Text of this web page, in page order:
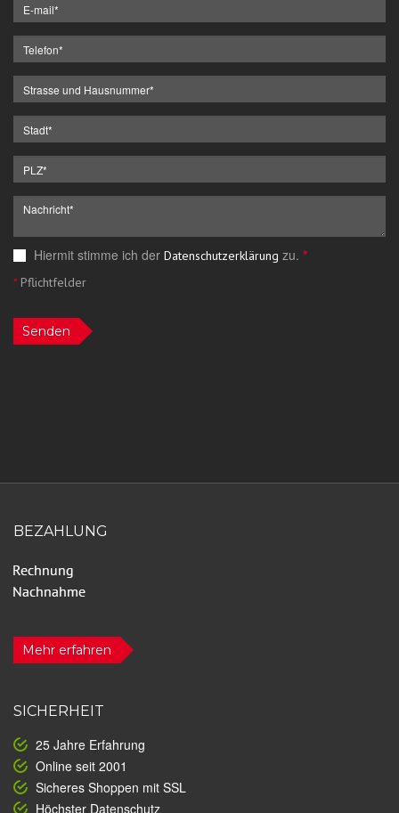
Hiermit stimme ich der Datenschutzerklärung zu. *
*Pflichtfelder
Senden
BEZAHLUNG
Mehr erfahren
SICHERHEIT
25 Jahre Erfahrung
Online seit 2001
Sicheres Shoppen mit SSL
Höchster Datenschutz